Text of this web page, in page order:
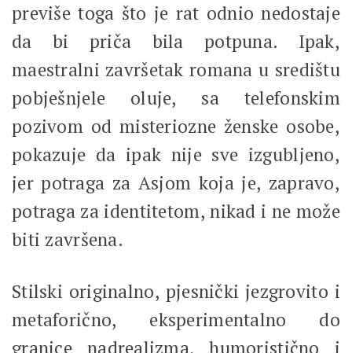
previše toga što je rat odnio nedostaje
da bi priča bila potpuna. Ipak,
maestralni završetak romana u središtu
pobješnjele oluje, sa telefonskim
pozivom od misteriozne ženske osobe,
pokazuje da ipak nije sve izgubljeno,
jer potraga za Asjom koja je, zapravo,
potraga za identitetom, nikad i ne može
biti završena.
Stilski originalno, pjesnički jezgrovito i
metaforično, eksperimentalno do
granice nadrealizma, humoristično i